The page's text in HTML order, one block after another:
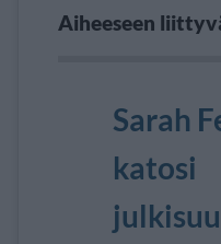
Aiheeseen
Sarah
katosi